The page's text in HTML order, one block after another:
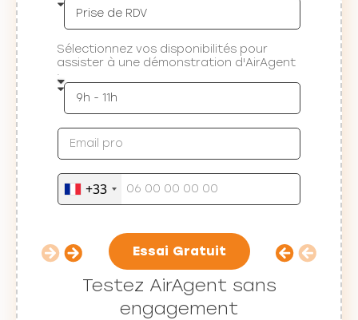
Sélectionnez vos disponibilités pour
assister à une démonstration d'AirAgent
:
+33
Essai Gratuit
Testez AirAgent sans
engagement